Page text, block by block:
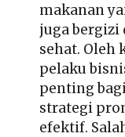
makanan
juga bergizi
sehat. Oleh
pelaku
penting
strategi
efektif.